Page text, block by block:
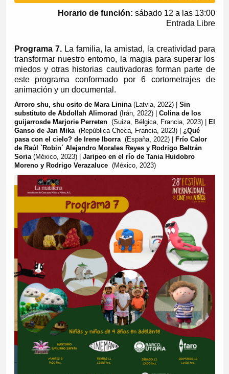
Horario de función: sábado 12 a las 13:00
Entrada Libre
Programa 7.La familia, la amistad, la creatividad para
transformar nuestro entorno, la magia para superar los
miedos y otras historias cautivadoras forman parte de
este programa conformado por 6 cortometrajes de
animación y un documental.
Arroro shu, shu osito de Mara Linina(Latvia, 2022) | Sin
substituto de Abdollah Alimorad (Irán, 2022) | Colina de los
guijarrosde Marjorie Perreten (Suiza, Bélgica, Francia, 2023) |
El
Ganso de Jan Mika (República Checa, Francia, 2023) |
¿Qué
pasa con el cielo? de Irene Iborra (España, 2022) |
Frío Calor
de Raúl `Robin´ Alejandro Morales Reyes y Rodrigo Beltrán
Soria (México, 2023) |
Jaripeo en el río de Tania Huidobro
Moreno y Rodrigo Verazaluce (México, 2023)